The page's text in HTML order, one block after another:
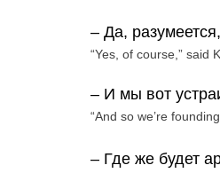
– Да, разумеется,
“Yes, of course,” said
– И мы вот
“And so we’re
– Где же будет